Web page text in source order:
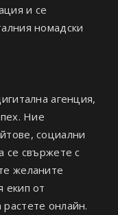
и се
номадски
агенция,
Ние
социални
се свържете с
желаните
екип от
онлайн.